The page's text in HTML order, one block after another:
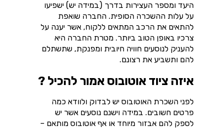
היעד ומספר העצירות בדרך (במידה יש) ישפיעו
על עלות ההשכרה הסופית. החברה שואפת
להתאים את הרכב המתאים ללקוח, אשר יענה על
צרכיו באופן הטוב ביותר. מטרת החברה היא
להעניק לנוסעים חוויה חיובית ומפנקת, שתשתלם
להם ותשביע את רצונם.
איזה ציוד אוטובוס אמור להכיל ?
לפני השכרת האוטובוס יש לבדוק ולוודא כמה
פרטים חשובים. במידה וישנם נוסעים אשר יש
לספק להם אבזור מיוחד או אף אוטובוס מותאם –